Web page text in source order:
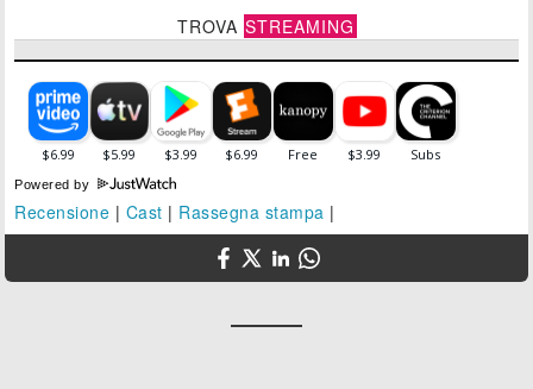
TROVA STREAMING
Powered by
Recensione | Cast | Rassegna stampa |